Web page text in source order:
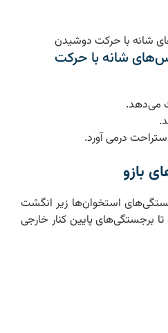
شانه با حرکت دوشیدن
شانه با حرکت
می‌دهد.
درمی آورد.
بازو
استخوان‌ها زیر انگشت
برجستگی‌های پایین کنار خارجی